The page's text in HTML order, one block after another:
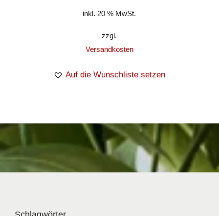
inkl. 20 % MwSt.
zzgl.
Versandkosten
Auf die Wunschliste setzen